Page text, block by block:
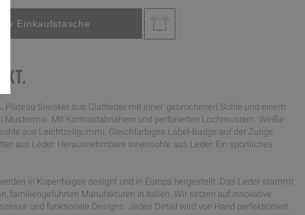
Plateau Sneaker aus Glattleder mit einer ‘gebrochenen’ Sohle und einem
Mit Kontrastabnähern und perforierten Lochmustern. Weiße
aus Leichtzellgummi. Gleichfarbiges Label-Badge auf der Zunge.
aus Leder. Herausnehmbare Innensohle aus Leder. Ein sportliches
in Kopenhagen designt und in Europa hergestellt. Das Leder stammt
familiengeführten Manufakturen in Italien. Wir setzen auf innovative
und funktionale Designs. Jedes Detail wird von Hand perfektioniert.